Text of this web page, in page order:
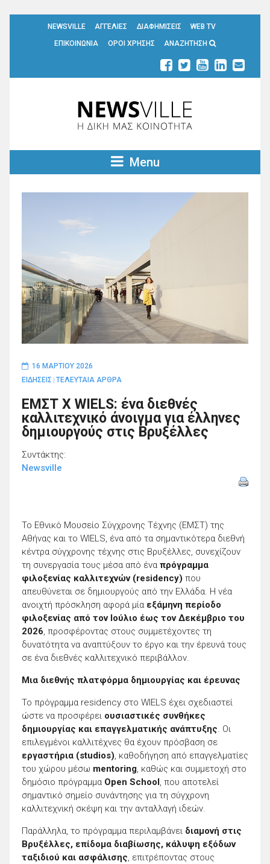
NEWSVILLE ΑΓΓΕΛΙΕΣ ΔΙΑΦΗΜΙΣΕΙΣ
WEB TV
ΕΠΙΚΟΙΝΩΝΙΑ
ΟΡΟΙ ΧΡΗΣΗΣ ΑΝΑΖΗΤΗΣΗ
Menu
16 ΜΑΡΤΊΟΥ 2026
ΕΙΔΗΣΕΙΣ ΤΕΛΕΥΤΑΙΑ ΑΡΘΡΑ
ΕΜΣΤ Χ WIELS: ένα διεθνές
καλλιτεχνικό άνοιγμα για έλληνες
δημιουργούς στις Βρυξέλλες
Συντάκτης:
Newsville
Το Εθνικό Μουσείο Σύγχρονης Τέχνης (EMΣΤ) της
Αθήνας και το WIELS, ένα από τα σημαντικότερα διεθνή
κέντρα σύγχρονης τέχνης στις Βρυξέλλες, συνεχίζουν
τη συνεργασία τους μέσα από ένα πρόγραμμα
φιλοξενίας καλλιτεχνών (residency) που
απευθύνεται σε δημιουργούς από την Ελλάδα. Η νέα
ανοιχτή πρόσκληση αφορά μία εξάμηνη περίοδο
φιλοξενίας από τον Ιούλιο έως τον Δεκέμβριο του
2026, προσφέροντας στους συμμετέχοντες τη
δυνατότητα να αναπτύξουν το έργο και την έρευνά τους
σε ένα διεθνές καλλιτεχνικό περιβάλλον.
Μια διεθνής πλατφόρμα δημιουργίας και έρευνας
Το πρόγραμμα residency στο WIELS έχει σχεδιαστεί
ώστε να προσφέρει ουσιαστικές συνθήκες
δημιουργίας και επαγγελματικής ανάπτυξης. Οι
επιλεγμένοι καλλιτέχνες θα έχουν πρόσβαση σε
εργαστήρια (studios), καθοδήγηση από επαγγελματίες
του χώρου μέσω mentoring, καθώς και συμμετοχή στο
δημόσιο πρόγραμμα Open School, που αποτελεί
σημαντικό σημείο συνάντησης για τη σύγχρονη
καλλιτεχνική σκέψη και την ανταλλαγή ιδεών.
Παράλληλα, το πρόγραμμα περιλαμβάνει διαμονή στις
Βρυξέλλες, επίδομα διαβίωσης, κάλυψη εξόδων
ταξιδιού και ασφάλισης, επιτρέποντας στους